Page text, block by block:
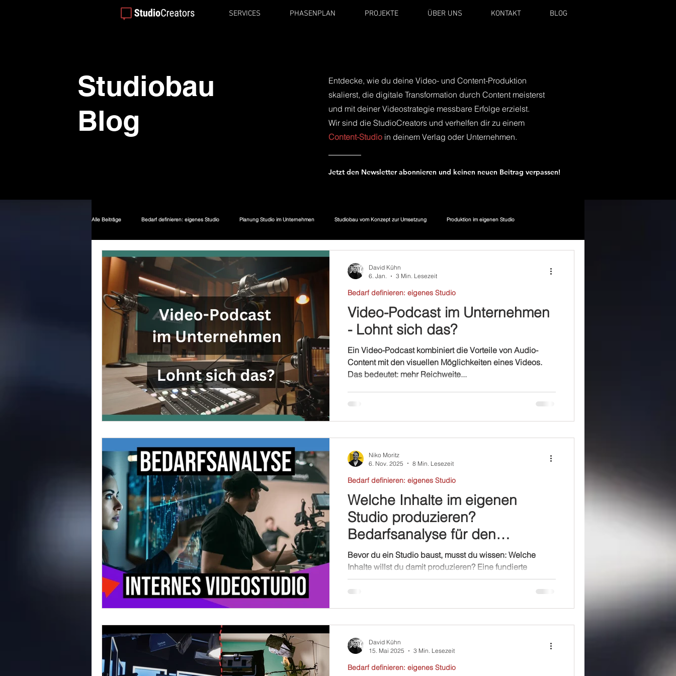
SERVICES PHASENPLAN PROJEKTE ÜBER UNS KONTAKT BLOG
Studiobau
Blog
Entdecke, wie du deine Video- und Content-Produktion
skalierst, die digitale Transformation durch Content meisterst
und mit deiner Videostrategie messbare Erfolge erzielst.
Wir sind die StudioCreators und verhelfen dir zu einem
Content-Studioin deinem Verlag oder Unternehmen.
Jetzt den Newsletter abonnieren und keinen neuen Beitrag verpassen!
Alle Beiträge Bedarf definieren: eigenes Studio Planung Studio im Unternehmen Studiobau vom Konzept zur Umsetzung Produktion im eigenen Studio
Video-Podcast im Unternehmen
- Lohnt sich das?
Ein Video-Podcast kombiniert die Vorteile von Audio-
Content mit den visuellen Möglichkeiten eines Videos.
Das bedeutet: mehr Reichweite...
Bedarf definieren: eigenes Studio
David Kühn
6. Jan.
3 Min. Lesezeit
Welche Inhalte im eigenen
Studio produzieren?
Bedarfsanalyse für den
Studiobau
Bevor du ein Studio baust, musst du wissen: Welche
Inhalte willst du damit produzieren? Eine fundierte
Bedarfsanalyse ist der Schlüssel, ...
Bedarf definieren: eigenes Studio
Niko Moritz
6. Nov. 2025
8 Min. Lesezeit
Bedarf definieren: eigenes Studio
David Kühn
15. Mai 2025
3 Min. Lesezeit